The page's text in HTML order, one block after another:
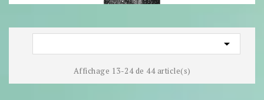

Affichage 13-24 de 44 article(s)